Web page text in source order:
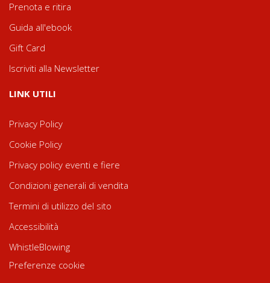
Prenota e ritira
Guida all'ebook
Gift Card
Iscriviti alla Newsletter
LINK UTILI
Privacy Policy
Cookie Policy
Privacy policy eventi e fiere
Condizioni generali di vendita
Termini di utilizzo del sito
Accessibilità
WhistleBlowing
Preferenze cookie